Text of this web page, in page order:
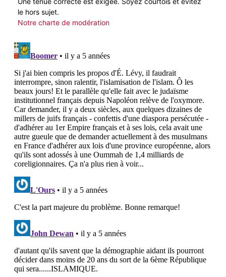
le hors sujet.
Notre charte de modération